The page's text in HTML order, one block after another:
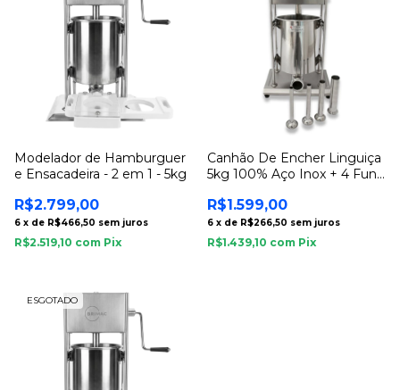
Modelador de Hamburguer
e Ensacadeira - 2 em 1 - 5kg
R$2.799,00
6 x de R$466,50 sem juros
R$2.519,10 com Pix
Canhão De Encher Linguiça
5kg 100% Aço Inox + 4 Funis
R$1.599,00
6 x de R$266,50 sem juros
R$1.439,10 com Pix
ESGOTADO